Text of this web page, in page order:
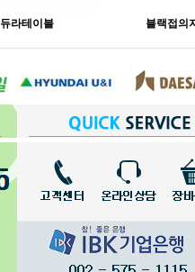
듀라테이블 블랙접의